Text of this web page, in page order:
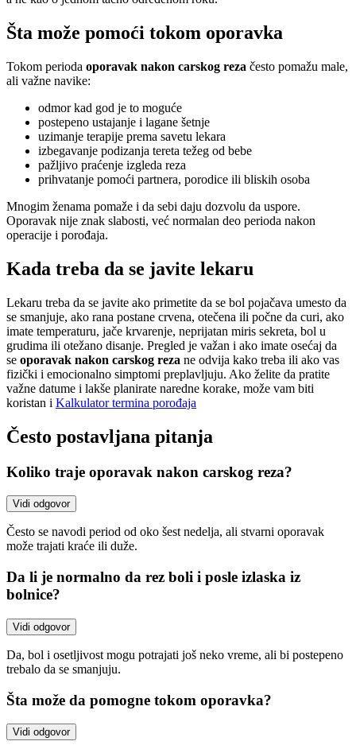
Šta može pomoći tokom oporavka
Tokom perioda oporavak nakon carskog reza često pomažu male,
ali važne navike:
odmor kad god je to moguće
postepeno ustajanje i lagane šetnje
uzimanje terapije prema savetu lekara
izbegavanje podizanja tereta težeg od bebe
pažljivo praćenje izgleda reza
prihvatanje pomoći partnera, porodice ili bliskih osoba
Mnogim ženama pomaže i da sebi daju dozvolu da uspore.
Oporavak nije znak slabosti, već normalan deo perioda nakon
operacije i porođaja.
Kada treba da se javite lekaru
Lekaru treba da se javite ako primetite da se bol pojačava umesto da
se smanjuje, ako rana postane crvena, otečena ili počne da curi, ako
imate temperaturu, jače krvarenje, neprijatan miris sekreta, bol u
grudima ili otežano disanje. Pregled je važan i ako imate osećaj da
se oporavak nakon carskog reza ne odvija kako treba ili ako vas
fizički i emocionalno simptomi preplavljuju. Ako želite da pratite
važne datume i lakše planirate naredne korake, može vam biti
koristan i Kalkulator termina porođaja
Često postavljana pitanja
Koliko traje oporavak nakon carskog reza?
Vidi odgovor
Često se navodi period od oko šest nedelja, ali stvarni oporavak
može trajati kraće ili duže.
Da li je normalno da rez boli i posle izlaska iz
bolnice?
Vidi odgovor
Da, bol i osetljivost mogu potrajati još neko vreme, ali bi postepeno
trebalo da se smanjuju.
Šta može da pomogne tokom oporavka?
Vidi odgovor